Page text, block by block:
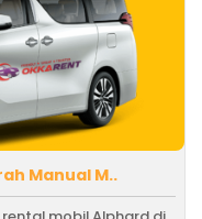
Manual M..